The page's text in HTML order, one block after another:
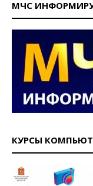
МЧС
КУРСЫ